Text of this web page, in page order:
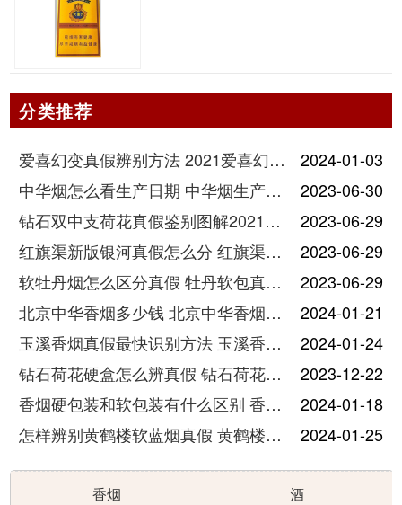
分类推荐
爱喜幻变真假辨别方法 2021爱喜幻变怎么看真假
2024-01-03
中华烟怎么看生产日期 中华烟生产日期和保质期在哪里
2023-06-30
钻石双中支荷花真假鉴别图解2021最新
2023-06-29
红旗渠新版银河真假怎么分 红旗渠新版银河真假辨认
2023-06-29
软牡丹烟怎么区分真假 牡丹软包真假鉴别图
2023-06-29
北京中华香烟多少钱 北京中华香烟价格表图2021
2024-01-21
玉溪香烟真假最快识别方法 玉溪香烟真假分辨价格图片一览
2024-01-24
钻石荷花硬盒怎么辨真假 钻石荷花硬盒香烟零售价多少钱一盒
2023-12-22
香烟硬包装和软包装有什么区别 香烟硬包和软包的区别介绍
2024-01-18
怎样辨别黄鹤楼软蓝烟真假 黄鹤楼软蓝鉴别真假方法有哪些
2024-01-25
香烟 酒